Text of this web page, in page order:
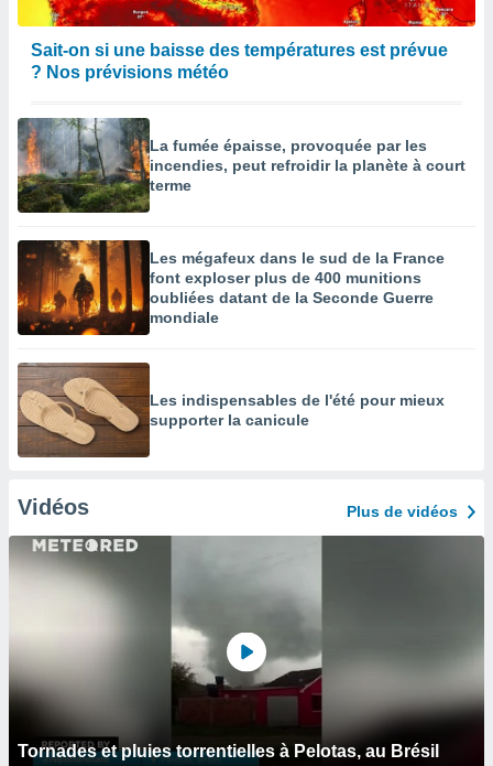
Sait-on si une baisse des températures est prévue
? Nos prévisions météo
La fumée épaisse, provoquée par les
incendies, peut refroidir la planète à court
terme
Les mégafeux dans le sud de la France
font exploser plus de 400 munitions
oubliées datant de la Seconde Guerre
mondiale
Les indispensables de l'été pour mieux
supporter la canicule
Vidéos Plus de vidéos
Tornades et pluies torrentielles à Pelotas, au Brésil